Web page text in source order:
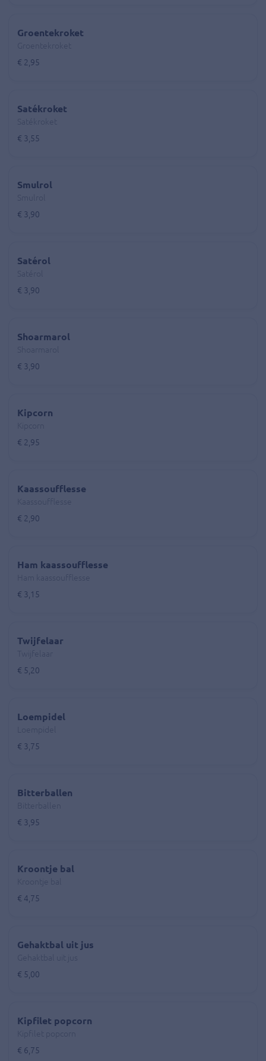
Groentekroket
€ 2,95
Satékroket
€ 3,55
Smulrol
€ 3,90
Satérol
€ 3,90
Shoarmarol
€ 3,90
Kipcorn
€ 2,95
Kaassoufflesse
€ 2,90
Ham kaassoufflesse
€ 3,15
Twijfelaar
€ 5,20
Loempidel
€ 3,75
Bitterballen
€ 3,95
Kroontje bal
€ 4,75
Gehaktbal uit jus
€ 5,00
Kipfilet popcorn
€ 6,75